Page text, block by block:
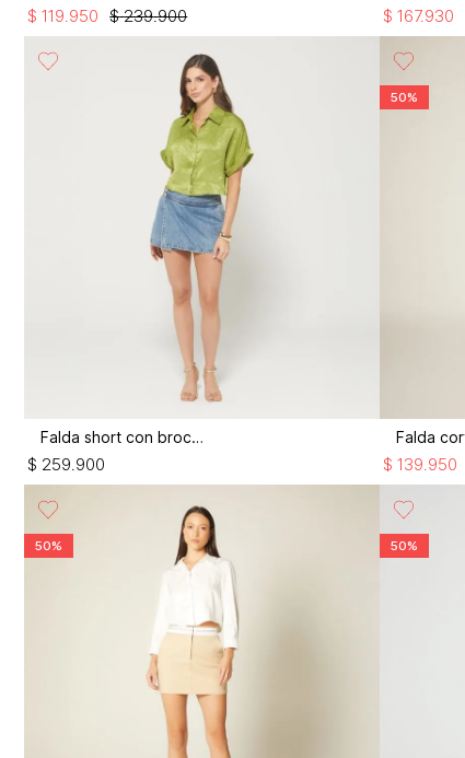
$ 239.900
$ 119.950 $ 167.930
Falda short con broches
$ 259.900
50%
$ 139.950
50% 50%